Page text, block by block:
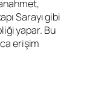
Sarayı gibi
yapar. Bu
erişim